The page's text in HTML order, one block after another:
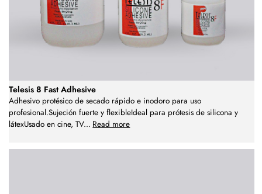
Telesis 8 Fast Adhesive
Adhesivo protésico de secado rápido e inodoro para uso
profesional.Sujeción fuerte y flexibleIdeal para prótesis de silicona y
látexUsado en cine, TV... Read more